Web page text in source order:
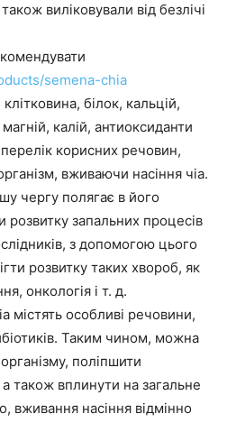
виліковували від безлічі
semena-chia
білок, кальцій,
калій, антиоксиданти
корисних речовин,
вживаючи насіння чіа.
чергу полягає в його
розвитку запальних процесів
з допомогою цього
розвитку таких хвороб, як
онкологія і т. д.
містять особливі речовини,
Таким чином, можна
поліпшити
також вплинути на загальне
вживання насіння відмінно